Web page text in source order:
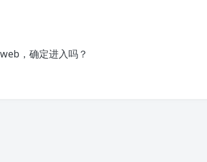
，确定进入吗？